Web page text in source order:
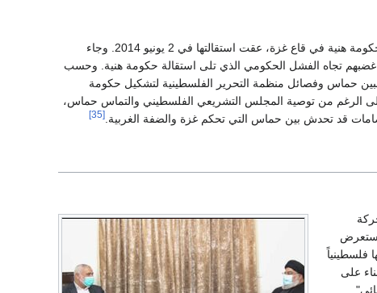
على طلب بإعادة حكومة هنية في قاع غزة، عقت استقالتها في 2 يونيو 2014. وجاء
تجاه الفشل الحكومي الذي تلى استقالة حكومة هنية. وحسب
ببين حماس وفصائل منظمة التحرير الفلسطينية لتشكيل حكومة
فتح." ,على الرغم من توصية المجلس التشريعي الفلسطيني والتماس حماس،
قد تحدش بين حماس التي تحكم غزة والضفة الغربية.[35]
فلسطينياً
على